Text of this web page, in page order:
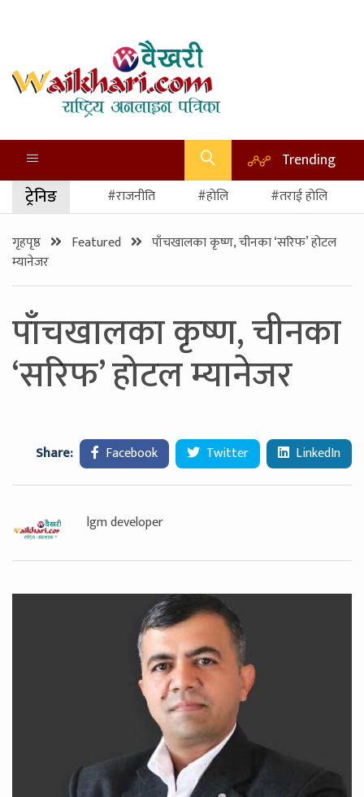
Trending
ट्रेनिङ #राजनीति #होलि #तराई होलि
गृहपृष्ठ Featured
पाँचखालका कृष्ण, चीनका ‘सरिफ’ होटल
म्यानेजर
पाँचखालका कृष्ण, चीनका
‘सरिफ’ होटल म्यानेजर
Share: Facebook Twitter LinkedIn
lgm developer